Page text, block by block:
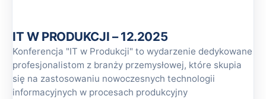
IT W PRODUKCJI – 12.2025
Konferencja "IT w Produkcji" to wydarzenie dedykowane
profesjonalistom z branży przemysłowej, które skupia
się na zastosowaniu nowoczesnych technologii
informacyjnych w procesach produkcyjny